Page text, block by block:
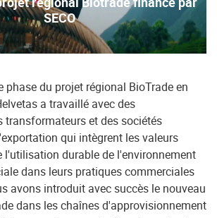
SECO
phase du projet régional BioTrade en
a travaillé avec des
transformateurs et des sociétés
qui intègrent les valeurs
l'utilisation durable de l'environnement
dans leurs pratiques commerciales
avons introduit avec succès le nouveau
dans les chaînes d'approvisionnement